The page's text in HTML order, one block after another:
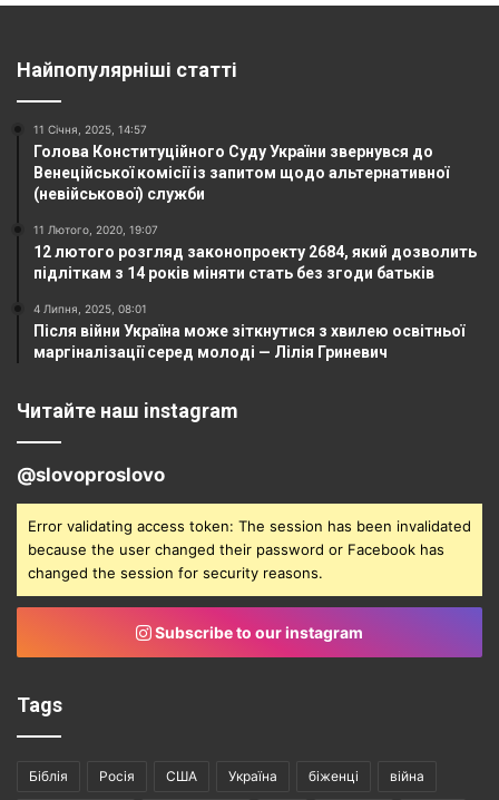
Найпопулярніші статті
11 Січня, 2025, 14:57
Голова Конституційного Суду України звернувся до
Венеційської комісії із запитом щодо альтернативної
(невійськової) служби
11 Лютого, 2020, 19:07
12 лютого розгляд законопроекту 2684, який дозволить
підліткам з 14 років міняти стать без згоди батьків
4 Липня, 2025, 08:01
Після війни Україна може зіткнутися з хвилею освітньої
маргіналізації серед молоді — Лілія Гриневич
Читайте наш instagram
@slovoproslovo
Error validating access token: The session has been invalidated
because the user changed their password or Facebook has
changed the session for security reasons.
Subscribe to our instagram
Tags
Біблія Росія США Україна біженці війна